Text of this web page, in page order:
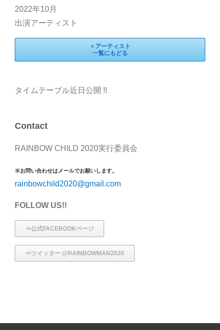
2022年10月
出演アーティスト
＞アーティスト
一覧にもどる
タイムテーブル近日公開 !!
Contact
RAINBOW CHILD 2020実行委員会
※お問い合わせはメールでお願いします。
rainbowchild2020@gmail.com
FOLLOW US!!
⇒公式FACEBOOKページ
⇒ツイッター @RAINBOWMAN2020